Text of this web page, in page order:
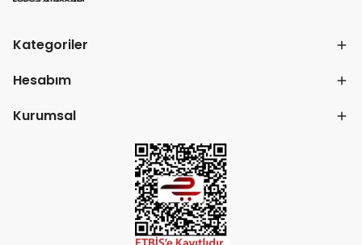
Kategoriler
Hesabım
Kurumsal